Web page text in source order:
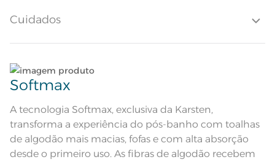
em jacquard; Tecnologia Softmax
Descrição Visual
Tamanho Banho
Cor Matcha
Cuidados
Lave tipos de tecidos distintos separadamente;
ciclo;
Lave as peças no ciclo leve, suave ou delicado de
sua lavadora;
Softmax
A tecnologia Softmax, exclusiva da Karsten,
transforma a experiência do pós-banho com toalhas
de algodão mais macias, fofas e com alta absorção
desde o primeiro uso. As fibras de algodão recebem